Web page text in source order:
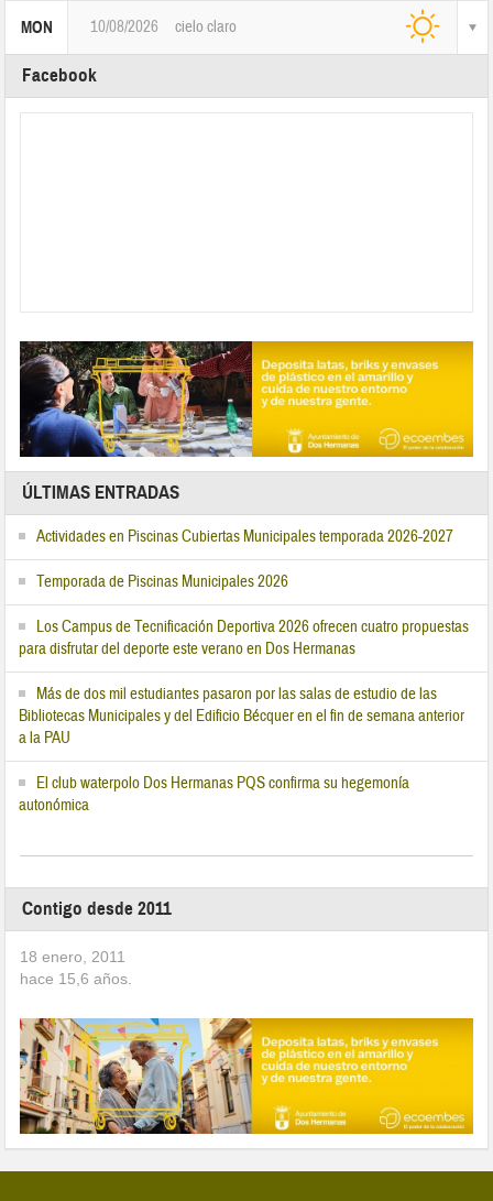
MON 10/08/2026 cielo claro
Facebook
ÚLTIMAS ENTRADAS
Actividades en Piscinas Cubiertas Municipales temporada 2026-2027
Temporada de Piscinas Municipales 2026
Los Campus de Tecnificación Deportiva 2026 ofrecen cuatro propuestas
para disfrutar del deporte este verano en Dos Hermanas
Más de dos mil estudiantes pasaron por las salas de estudio de las
Bibliotecas Municipales y del Edificio Bécquer en el fin de semana anterior
a la PAU
El club waterpolo Dos Hermanas PQS confirma su hegemonía
autonómica
Contigo desde 2011
18 enero, 2011
hace 15,6 años.